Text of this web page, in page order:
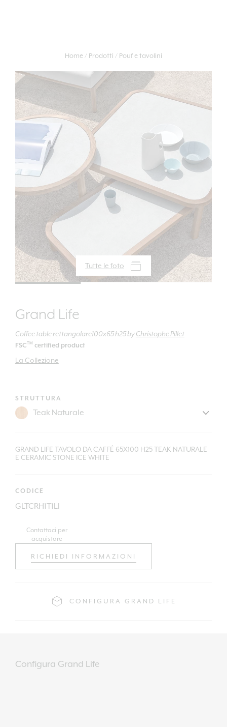
Home Prodotti Pouf e tavolini
Tutte le foto
Grand Life
Coffee table rettangolare100x65 h25byChristophe Pillet
FSC TM certified product
La Collezione
STRUTTURA
GRAND LIFE TAVOLO DA CAFFÉ 65X100 H25 TEAK NATURALE
E CERAMIC STONE ICE WHITE
CODICE
GLTCRH1T1LI
Contattaci per
acquistare
RICHIEDI INFORMAZIONI
CONFIGURA GRAND LIFE
Configura Grand Life